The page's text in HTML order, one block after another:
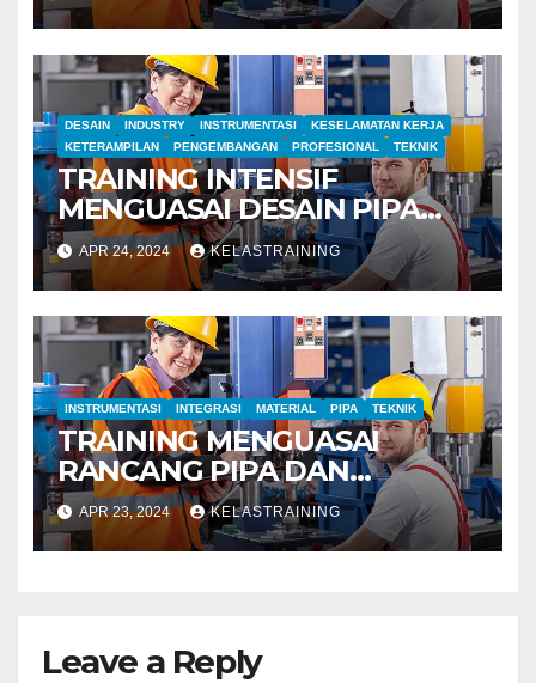
DESAIN INDUSTRY INSTRUMENTASI
KESELAMATAN KERJA
KETERAMPILAN
PENGEMBANGAN PROFESIONAL TEKNIK
TRAINING INTENSIF
MENGUASAI DESAIN PIPA
DAN INSTRUMENTASI
APR 24, 2024 KELASTRAINING
INSTRUMENTASI INTEGRASI MATERIAL PIPA TEKNIK
TRAINING MENGUASAI
RANCANG PIPA DAN
INSTRUMEN DALAM LATIHAN
APR 23, 2024 KELASTRAINING
Leave a Reply